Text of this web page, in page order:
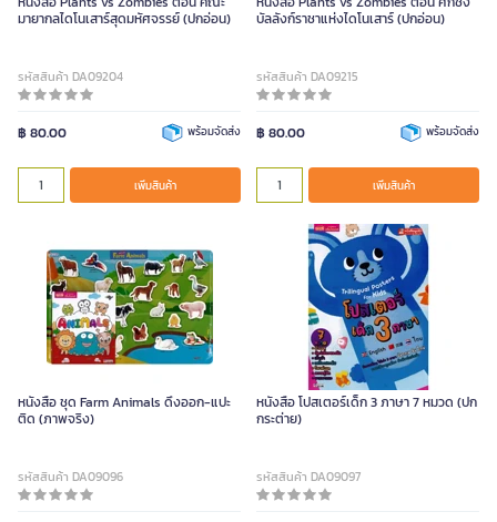
มายากลไดโนเสาร์สุดมหัศจรรย์ (ปกอ่อน)
รหัสสินค้า DA09204
฿ 80.00 พร้อมจัดส่ง
เพิ่มสินค้า
บัลลังก์ราชาแห่งไดโนเสาร์ (ปกอ่อน)
รหัสสินค้า DA09215
฿ 80.00 พร้อมจัดส่ง
เพิ่มสินค้า
หนังสือ ชุด Farm Animals ดึงออก-แปะ
ติด (ภาพจริง)
รหัสสินค้า DA09096
หนังสือ โปสเตอร์เด็ก 3 ภาษา 7 หมวด (ปก
กระต่าย)
รหัสสินค้า DA09097